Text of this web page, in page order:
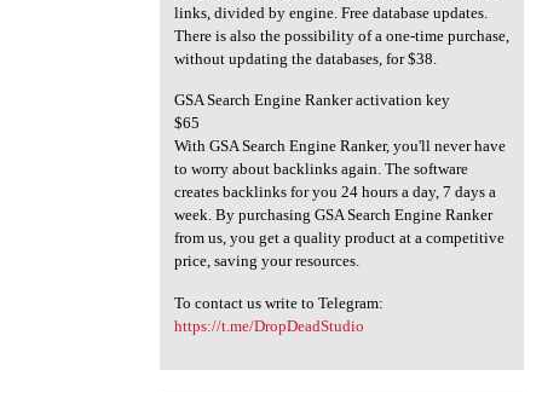
links, divided by engine. Free database updates.
There is also the possibility of a one-time purchase,
without updating the databases, for $38.
GSA Search Engine Ranker activation key
$65
With GSA Search Engine Ranker, you'll never have
to worry about backlinks again. The software
creates backlinks for you 24 hours a day, 7 days a
week. By purchasing GSA Search Engine Ranker
from us, you get a quality product at a competitive
price, saving your resources.
To contact us write to Telegram:
https://t.me/DropDeadStudio